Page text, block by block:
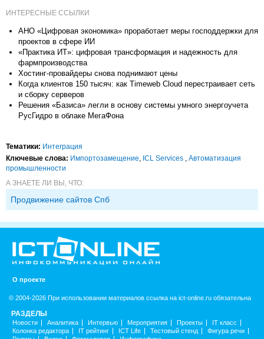
ИНТЕРЕСНЫЕ ССЫЛКИ
АНО «Цифровая экономика» проработает меры господдержки для
проектов в сфере ИИ
«Практика ИT»: цифровая трансформация и надежность для
фармпроизводства
Хостинг-провайдеры снова поднимают цены
Когда клиентов 150 тысяч: как Timeweb Cloud перестраивает сеть
и сборку серверов
Решения «Базиса» легли в основу системы умного энергоучета
РусГидро в облаке МегаФона
Тематики: Интеграция
Ключевые слова: Импорто­замещение, ICL Services , Автоматизация
промышленности
А ЗНАЕТЕ ЛИ ВЫ, ЧТО:
Продвижение сайтов Спб
О проекте
© 2004-2026 При использовании материалов ссылка на ict-online.ru обязательна
РАЗДЕЛЫ
Новости Аналитика Интервью Мероприятия Проекты
IT класс
Колонка редактора
IT рейтинг ICT Life Тестовый стенд
Фигура речи